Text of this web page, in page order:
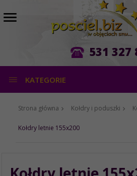
531 327
KATEGORIE
Strona główna Kołdry i poduszki
Kołdry letnie 155x200